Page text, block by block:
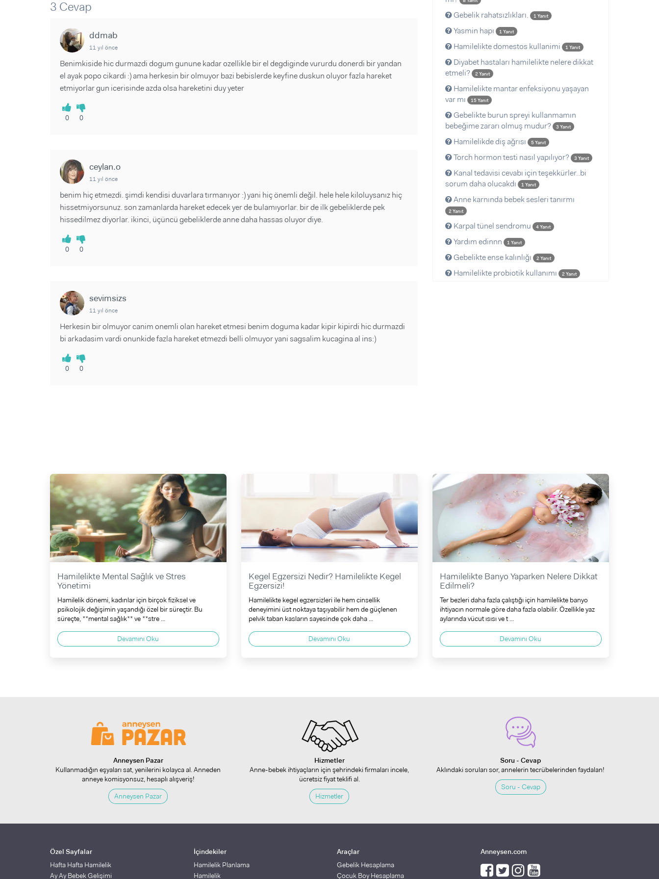
Makaleler
Videolar
3 Cevap
ddmab
11 yıl önce
Benimkiside hic durmazdi dogum gunune kadar ozellikle bir el degdiginde vururdu donerdi bir yandan
el ayak popo cikardi :) ama herkesin bir olmuyor bazi bebislerde keyfine duskun oluyor fazla hareket
etmiyorlar gun icerisinde azda olsa hareketini duy yeter
0 0
ceylan.o
11 yıl önce
benim hiç etmezdi. şimdi kendisi duvarlara tırmanıyor :) yani hiç önemli değil. hele hele kiloluysanız hiç
hissetmiyorsunuz. son zamanlarda hareket edecek yer de bulamıyorlar. bir de ilk gebeliklerde pek
hissedilmez diyorlar. ikinci, üçüncü gebeliklerde anne daha hassas oluyor diye.
0 0
sevimsizs
11 yıl önce
Herkesin bir olmuyor canim onemli olan hareket etmesi benim doguma kadar kipir kipirdi hic durmazdi
bi arkadasim vardi onunkide fazla hareket etmezdi belli olmuyor yani sagsalim kucagina al ins:)
0 0
Gebelik rahatsızlıkları. 1 Yanıt
Yasmin hapı 1 Yanıt
Hamilelikte domestos kullanimi 1 Yanıt
Diyabet hastaları hamilelikte nelere dikkat
etmeli?
2 Yanıt
Hamilelikte mantar enfeksiyonu yaşayan
var mı
15 Yanıt
Gebelikte burun spreyi kullanmamın
bebeğime zararı olmuş mudur?
3 Yanıt
Hamilelikde diş ağrısı 5 Yanıt
Torch hormon testi nasıl yapılıyor? 3 Yanıt
Kanal tedavisi cevabı için teşekkürler..bi
sorum daha olucakdı
1 Yanıt
Anne karnında bebek sesleri tanırmı
2 Yanıt
Karpal tünel sendromu 4 Yanıt
Yardım edinnn 1 Yanıt
Gebelikte ense kalınlığı 2 Yanıt
Hamilelikte probiotik kullanımı 2 Yanıt
Hamilelikte Mental Sağlık ve Stres
Yönetimi
Hamilelik dönemi, kadınlar için birçok fiziksel ve
psikolojik değişimin yaşandığı özel bir süreçtir. Bu
süreçte, **mental sağlık** ve **stre ...
Devamını Oku
Kegel Egzersizi Nedir? Hamilelikte Kegel
Egzersizi!
Hamilelikte kegel egzersizleri ile hem cinsellik
deneyimini üst noktaya taşıyabilir hem de güçlenen
pelvik taban kasların sayesinde çok daha ...
Devamını Oku
Hamilelikte Banyo Yaparken Nelere Dikkat
Edilmeli?
Ter bezleri daha fazla çalıştığı için hamilelikte banyo
ihtiyacın normale göre daha fazla olabilir. Özellikle yaz
aylarında vücut ısısı ve t ...
Devamını Oku
Anneysen Pazar
Kullanmadığın eşyaları sat, yenilerini kolayca al. Anneden
anneye komisyonsuz, hesaplı alışveriş!
Anneysen Pazar
Hizmetler
Anne-bebek ihtiyaçların için şehrindeki firmaları incele,
ücretsiz fiyat teklifi al.
Hizmetler
Soru - Cevap
Aklındaki soruları sor, annelerin tecrübelerinden faydalan!
Soru - Cevap
Özel Sayfalar
Hafta Hafta Hamilelik
Ay Ay Bebek Gelişimi
İçindekiler
Hamilelik Planlama
Hamilelik
Araçlar
Gebelik Hesaplama
Çocuk Boy Hesaplama
Anneysen.com